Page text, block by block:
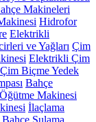
Makineleri
Hidrofor
Elektrikli
ve Yağları Çim
Elektrikli Çim
Çim Biçme Yedek
Bahçe
Makinesi
İlaçlama
Bahçe Sulama